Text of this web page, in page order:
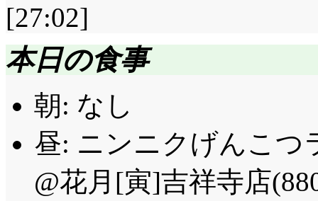
[27:02]
本日の食事
朝: なし
昼: ニンニクげんこつ
@花月[寅]吉祥寺店